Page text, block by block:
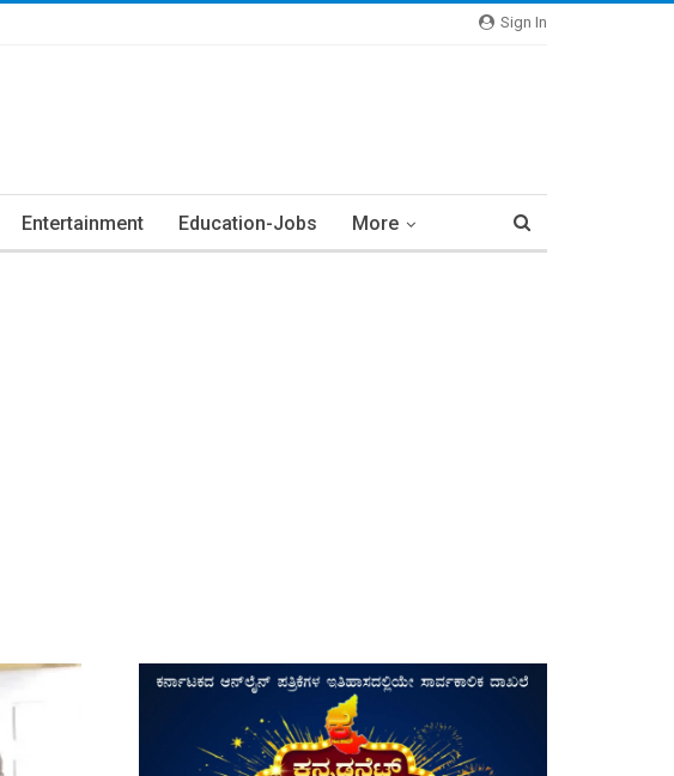
Sign In
Entertainment Education-Jobs More